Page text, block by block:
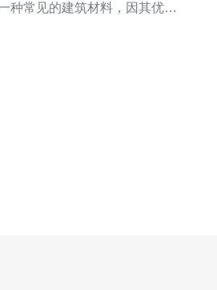
种常见的建筑材料，因其优越
性价比，以帮助您在选择服务